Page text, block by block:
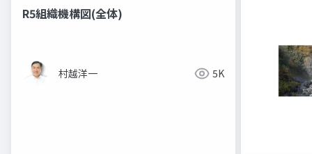
R5組織機構図(全体)
村越洋一 5K